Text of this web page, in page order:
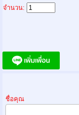
จำนวน:
ชื่อคุณ